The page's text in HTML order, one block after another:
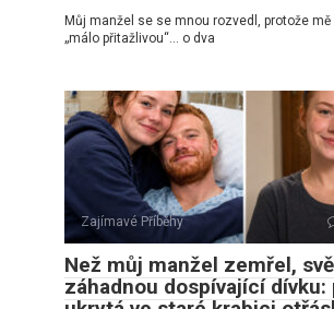
Můj manžel se se mnou rozvedl, protože mě
„málo přitažlivou“… o dva
Zajímavé Příběhy
Než můj manžel zemřel,
záhadnou dospívající dívku: